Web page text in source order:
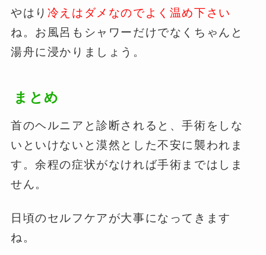
やはり 冷えはダメなのでよく温め下さい
ね。お風呂もシャワーだけでなくちゃんと
湯舟に浸かりましょう。
まとめ
首のヘルニアと診断されると、手術をしな
いといけないと漠然とした不安に襲われま
す。余程の症状がなければ手術まではしま
せん。
日頃のセルフケアが大事になってきます
ね。